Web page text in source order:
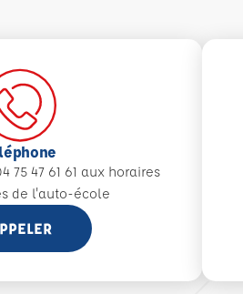
75 47 61 61 aux horaires
de l'auto-école